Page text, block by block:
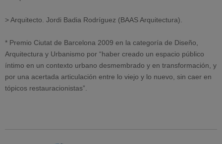
> Arquitecto. Jordi Badia Rodríguez (BAAS Arquitectura).
* Premio Ciutat de Barcelona 2009 en la categoría de Diseño,
Arquitectura y Urbanismo por “haber creado un espacio público
íntimo en un contexto urbano desmembrado y en transformación, y
por una acertada articulación entre lo viejo y lo nuevo, sin caer en
tópicos restauracionistas”.